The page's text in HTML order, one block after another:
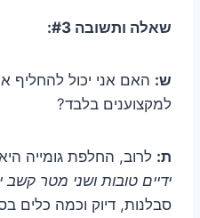
שאלה ותשובה #3:
ש: האם אני יכול להחליף
למקצוענים בלבד?
ת: לרוב, החלפת גומייה
ידיים טובות ושני מטר קשב
סבלנות, דיוק וכמה כלים